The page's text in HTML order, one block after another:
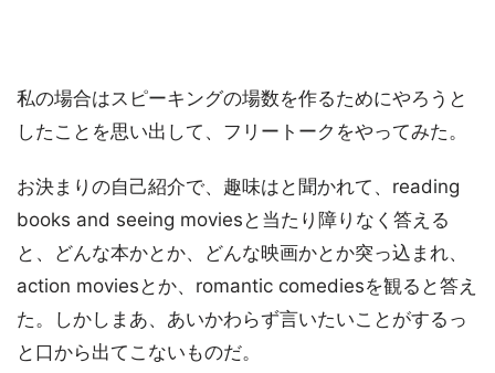
私の場合はスピーキングの場数を作るためにやろうと
したことを思い出して、フリートークをやってみた。
お決まりの自己紹介で、趣味はと聞かれて、reading
books and seeing moviesと当たり障りなく答える
と、どんな本かとか、どんな映画かとか突っ込まれ、
action moviesとか、romantic comediesを観ると答え
た。しかしまあ、あいかわらず言いたいことがするっ
と口から出てこないものだ。